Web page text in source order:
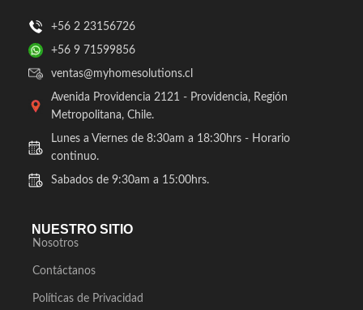
+56 2 23156726
+56 9 71599856
ventas@myhomesolutions.cl
Avenida Providencia 2121 - Providencia, Región
Metropolitana, Chile.
Lunes a Viernes de 8:30am a 18:30hrs - Horario
continuo.
Sabados de 9:30am a 15:00hrs.
NUESTRO SITIO
Nosotros
Contáctanos
Políticas de Privacidad